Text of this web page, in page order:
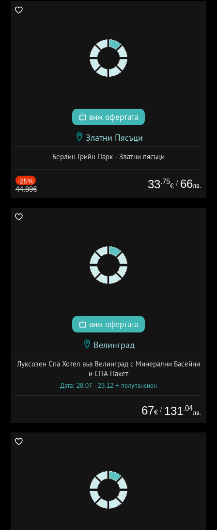
виж офертата
Златни Пясъци
Берлин Грийн Парк - Златни пясъци
-25%
44.99€ 33.75
€ / 66лв.
виж офертата
Велинград
Луксозен Спа Хотел във Велинград с Минерални Басейни
и СПА Пакет
Дата: 28.07 - 23.12 + полупансион
67€ / 131.04
лв.